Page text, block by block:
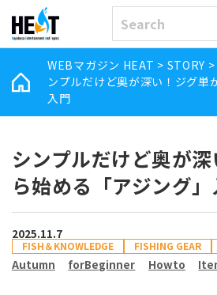
WEBマガジン HEAT > STORY >
ンプルだけど奥が深い！ジグ単
入門
シンプルだけど奥が
ら始める「アジング」
2025.11.7
FISH＆KNOWLEDGE FISHING GEAR
Autumn forBeginner Howto